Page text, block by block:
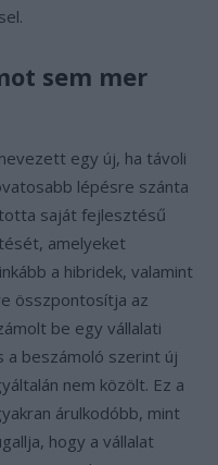
sem mer
egy új, ha távoli
lépésre szánta
saját fejlesztésű
amelyeket
a hibridek, valamint
összpontosítja az
be egy vállalati
beszámoló szerint új
nem közölt. Ez a
árulkodóbb, mint
hogy a vállalat